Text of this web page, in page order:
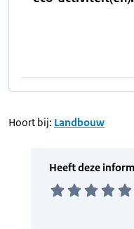
Hoort bij: Landbouw